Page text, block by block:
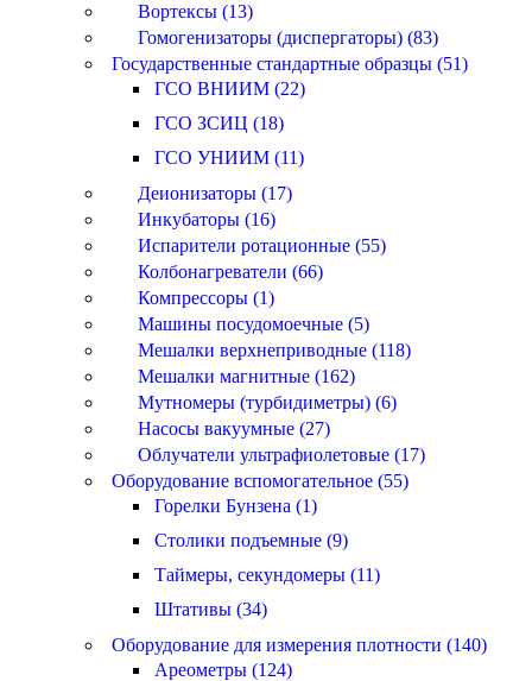
Вортексы (13)
Гомогенизаторы (диспергаторы) (83)
Государственные стандартные образцы (51)
ГСО ВНИИМ (22)
ГСО ЗСИЦ (18)
ГСО УНИИМ (11)
Деионизаторы (17)
Инкубаторы (16)
Испарители ротационные (55)
Колбонагреватели (66)
Компрессоры (1)
Машины посудомоечные (5)
Мешалки верхнеприводные (118)
Мешалки магнитные (162)
Мутномеры (турбидиметры) (6)
Насосы вакуумные (27)
Облучатели ультрафиолетовые (17)
Оборудование вспомогательное (55)
Горелки Бунзена (1)
Столики подъемные (9)
Таймеры, секундомеры (11)
Штативы (34)
Оборудование для измерения плотности (140)
Ареометры (124)